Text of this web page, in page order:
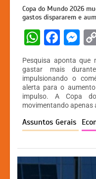
Copa do Mundo 2026
gastos dispararem e
W
h
at
s
A
p
p
F
c
e
b
o
o
k
M
s
s
e
n
g
er
Pesquisa aponta que
gastar mais
impulsionando o
alerta para o
impulso. A Copa
movimentando apenas
Assuntos Gerais